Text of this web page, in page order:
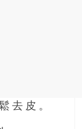
去皮。